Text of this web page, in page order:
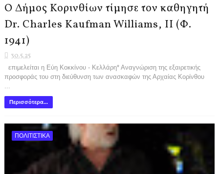
Ο Δήμος Κορινθίων τίμησε τον καθηγητή
Dr. Charles Kaufman Williams, II (Φ.
1941)
30.5.25
επιμελείται η Εύη Κοκκίνου - Κελλάρη* Αναγνώριση της εξαιρετικής
προσφοράς του στη διεύθυνση των ανασκαφών της Αρχαίας Κορίνθου
Περισσότερα...
ΠΟΛΙΤΙΣΤΙΚΑ